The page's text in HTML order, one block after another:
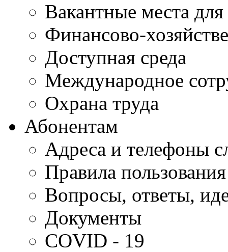
Вакантные места
Финансово-
Доступная среда
Международное
Охрана труда
Абонентам
Адреса и телефоны
Правила
Вопросы, ответы,
Документы
COVID - 19